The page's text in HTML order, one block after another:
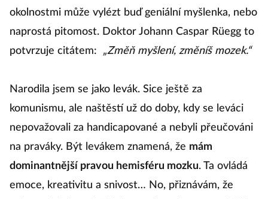
okolnostmi může vylézt buď geniální myšlenka, nebo
naprostá pitomost. Doktor Johann Caspar Rüegg to
potvrzuje citátem:
„Změň myšlení, změníš mozek.“
Narodila jsem se jako levák. Sice ještě za
komunismu, ale naštěstí už do doby, kdy se leváci
nepovažovali za handicapované a nebyli přeučováni
na praváky. Být levákem znamená, že mám
dominantnější pravou hemisféru mozku. Ta ovládá
emoce, kreativitu a snivost… No, přiznávám, že